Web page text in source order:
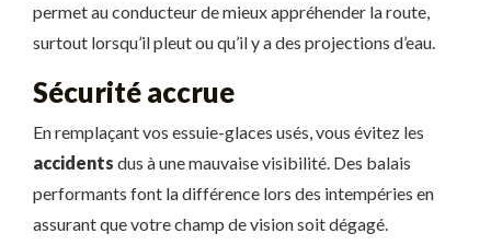
permet au conducteur de mieux appréhender la route,
surtout lorsqu’il pleut ou qu’il y a des projections d’eau.
Sécurité accrue
En remplaçant vos essuie-glaces usés, vous évitez les
accidents dus à une mauvaise visibilité. Des balais
performants font la différence lors des intempéries en
assurant que votre champ de vision soit dégagé.